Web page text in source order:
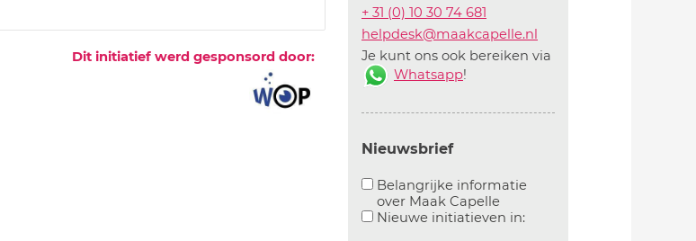
Dit initiatief werd gesponsord door:
+ 31 (0) 10 30 74 681
helpdesk@maakcapelle.nl
Je kunt ons ook bereiken via
Whatsapp!
Nieuwsbrief
Belangrijke informatie
over Maak Capelle
Aanvinken om belangrijke informatie over
Nieuwe initiatieven in:Aanvinken om